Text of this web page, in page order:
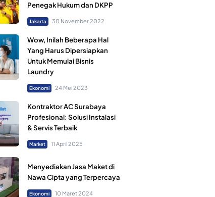
Penegak Hukum dan DKPP
Jakarta 30 November 2022
Wow, Inilah Beberapa Hal
Yang Harus Dipersiapkan
Untuk Memulai Bisnis
Laundry
Ekonomi 24 Mei 2023
Kontraktor AC Surabaya
Profesional: Solusi Instalasi
& Servis Terbaik
Market 11 April 2025
Menyediakan Jasa Maket di
Nawa Cipta yang Terpercaya
Ekonomi 10 Maret 2024